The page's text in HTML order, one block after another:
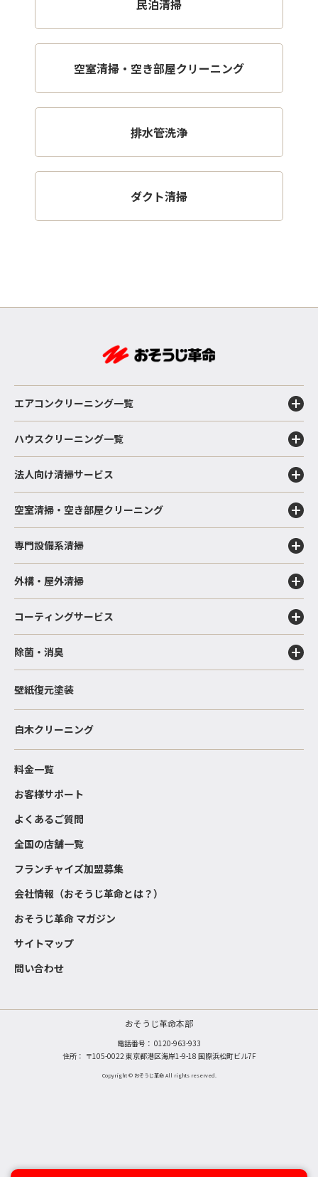
民泊清掃
空室清掃・空き部屋クリーニング
排水管洗浄
ダクト清掃
エアコンクリーニング一覧
ハウスクリーニング一覧
法人向け清掃サービス
空室清掃・空き部屋クリーニング
専門設備系清掃
外構・屋外清掃
コーティングサービス
除菌・消臭
壁紙復元塗装
白木クリーニング
料金一覧
お客様サポート
よくあるご質問
全国の店舗一覧
フランチャイズ加盟募集
会社情報（おそうじ革命とは？）
おそうじ革命 マガジン
サイトマップ
問い合わせ
おそうじ革命本部
電話番号： 0120-963-933
住所： 〒105-0022 東京都港区海岸1-9-18 国際浜松町ビル7F
Copyright © おそうじ革命 All rights reserved.